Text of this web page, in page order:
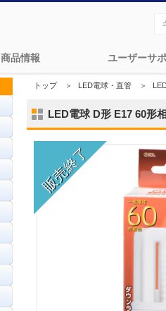
商品情報 ユーザーサ
トップ＞ LED電球・直管 ＞
LED電球 D形 E17 60形